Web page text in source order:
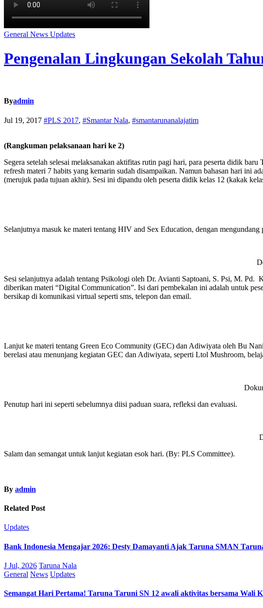
General News Updates
Pengenalan Lingkungan Sekolah
Byadmin
Jul 19, 2017 #PLS 2017, #Smantar Nala, #smantarunanalajatim
(Rangkuman pelaksanaan hari ke 2)
Segera setelah selesai melaksanakan aktifitas rutin pagi hari, para peserta didik
refresh materi 7 habits yang kemarin sudah disampaikan. Namun bahasan hari ini
(merujuk pada tujuan akhir). Sesi ini dipandu oleh peserta didik kelas 12 (kakak
Selanjutnya masuk ke materi tentang HIV and Sex Education, dengan
Sesi selanjutnya adalah tentang Psikologi oleh Dr. Avianti Saptoani, S. Psi, M.
diberikan materi “Digital Communication”. Isi dari pembekalan ini adalah untuk
bersikap di komunikasi virtual seperti sms, telepon dan email.
Lanjut ke materi tentang Green Eco Community (GEC) dan Adiwiyata oleh Bu
berelasi atau menunjang kegiatan GEC dan Adiwiyata, seperti Ltol Mushroom,
Penutup hari ini seperti sebelumnya diisi paduan suara, refleksi dan evaluasi.
Salam dan semangat untuk lanjut kegiatan esok hari. (By: PLS Committee).
By admin
Related Post
Updates
Bank Indonesia Mengajar 2026: Desty Damayanti Ajak Taruna SMAN
J Jul, 2026 Taruna Nala
General News Updates
Semangat Hari Pertama! Taruna Taruni SN 12 awali aktivitas bersama Wali